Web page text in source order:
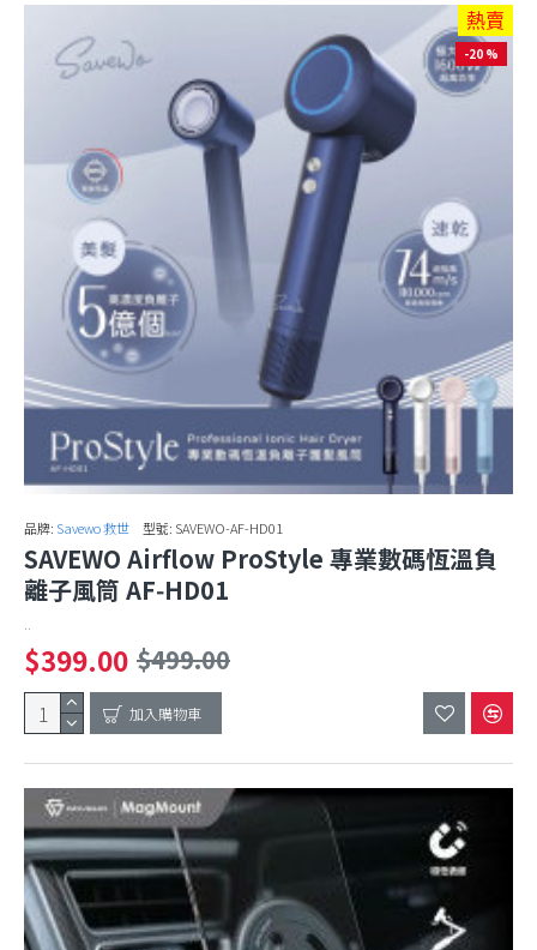
熱賣
-20 %
品牌: Savewo 救世 型號: SAVEWO-AF-HD01
SAVEWO Airflow ProStyle 專業數碼恆溫負
離子風筒 AF‑HD01
..
$399.00 $499.00
加入購物車